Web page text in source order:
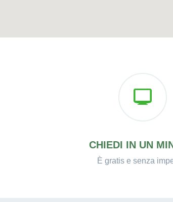
CHIEDI IN UN
È gratis e senza